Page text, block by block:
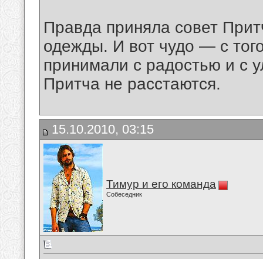
Правда приняла совет
одежды. И вот чудо — с
принимали с радостью и с
Притча не расстаются.
15.10.2010, 03:15
Тимур и его команда
Собеседник